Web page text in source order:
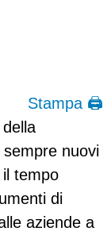
Stampa 🖨
nuovi
tempo
di
aziende a